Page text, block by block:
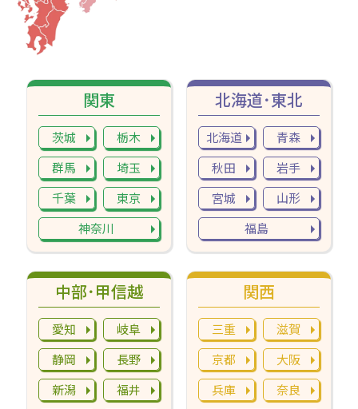
中部･甲信越
愛知
岐阜
静岡
長野
新潟
福井
関西
三重
滋賀
京都
大阪
兵庫
奈良
関東
茨城
栃木
群馬
埼玉
千葉
東京
神奈川
北海道･東北
北海道
青森
秋田
岩手
宮城
山形
福島